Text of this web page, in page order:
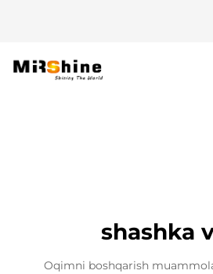
shashka
Oqimni boshqarish